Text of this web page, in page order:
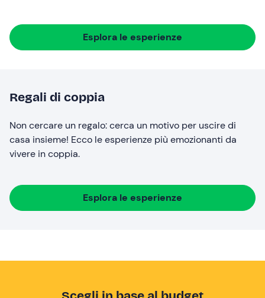
Esplora le esperienze
Regali di coppia
Non cercare un regalo: cerca un motivo per uscire di
casa insieme! Ecco le esperienze più emozionanti da
vivere in coppia.
Esplora le esperienze